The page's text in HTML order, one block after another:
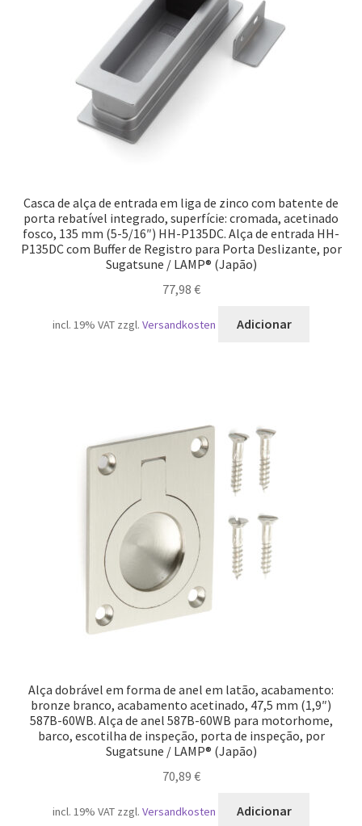
Casca de alça de entrada em liga de zinco com batente de
porta rebatível integrado, superfície: cromada, acetinado
fosco, 135 mm (5-5/16″) HH-P135DC. Alça de entrada HH-
P135DC com Buffer de Registro para Porta Deslizante, por
Sugatsune / LAMP® (Japão)
77,98 €
incl. 19% VAT zzgl. Versandkosten Adicionar
Alça dobrável em forma de anel em latão, acabamento:
bronze branco, acabamento acetinado, 47,5 mm (1,9″)
587B-60WB. Alça de anel 587B-60WB para motorhome,
barco, escotilha de inspeção, porta de inspeção, por
Sugatsune / LAMP® (Japão)
70,89 €
incl. 19% VAT zzgl. Versandkosten Adicionar